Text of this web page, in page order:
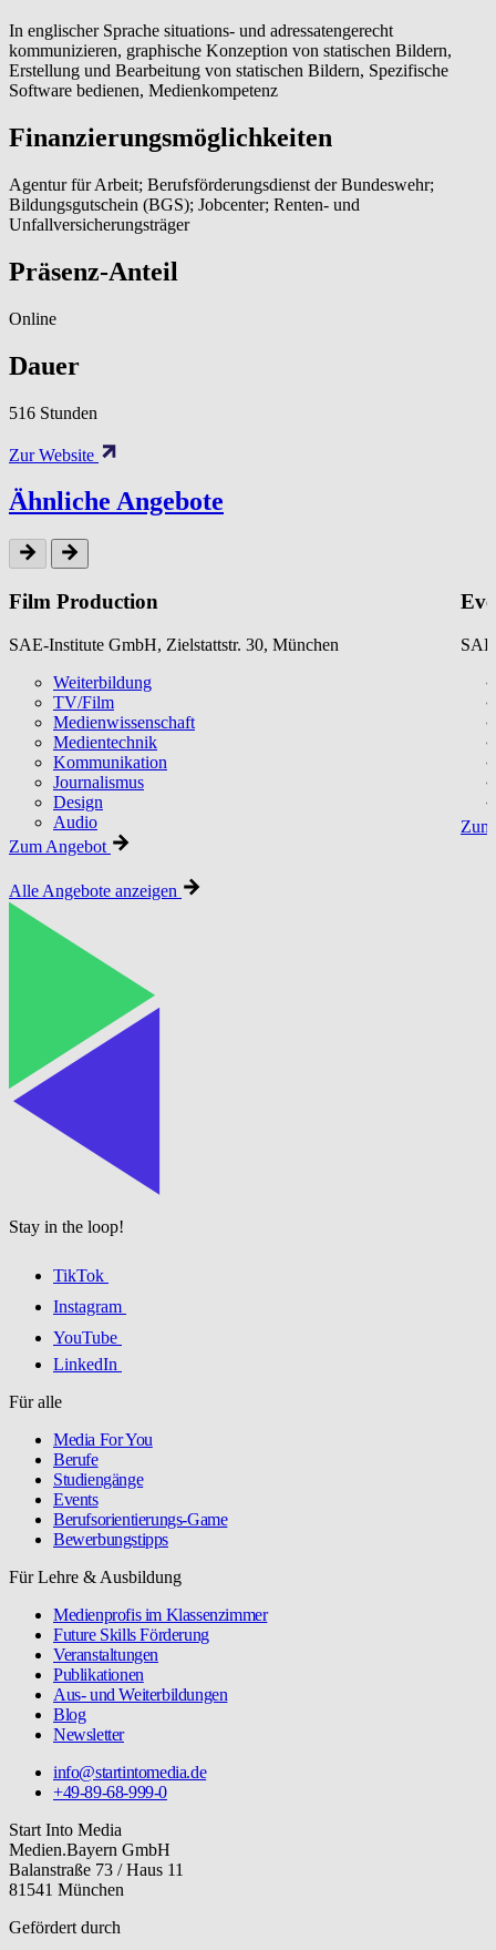
In englischer Sprache situations- und adressatengerecht
kommunizieren, graphische Konzeption von statischen Bildern,
Erstellung und Bearbeitung von statischen Bildern, Spezifische
Software bedienen, Medienkompetenz
Finanzierungsmöglichkeiten
Agentur für Arbeit; Berufsförderungsdienst der Bundeswehr;
Bildungsgutschein (BGS); Jobcenter; Renten- und
Unfallversicherungsträger
Präsenz-Anteil
Online
Dauer
516 Stunden
Zur Website
Ähnliche Angebote
Film Production
SAE-Institute GmbH, Zielstattstr. 30, München
Weiterbildung
TV/Film
Medienwissenschaft
Medientechnik
Kommunikation
Journalismus
Design
Audio
Zum Angebot
Alle Angebote anzeigen
Stay in the loop!
TikTok
Instagram
YouTube
LinkedIn
Für alle
Media For You
Berufe
Studiengänge
Events
Berufsorientierungs-Game
Bewerbungstipps
Für Lehre & Ausbildung
Medienprofis im Klassenzimmer
Future Skills Förderung
Veranstaltungen
Publikationen
Aus- und Weiterbildungen
Blog
Newsletter
info@startintomedia.de
+49-89-68-999-0
Start Into Media
Medien.Bayern GmbH
Balanstraße 73 / Haus 11
81541 München
Gefördert durch